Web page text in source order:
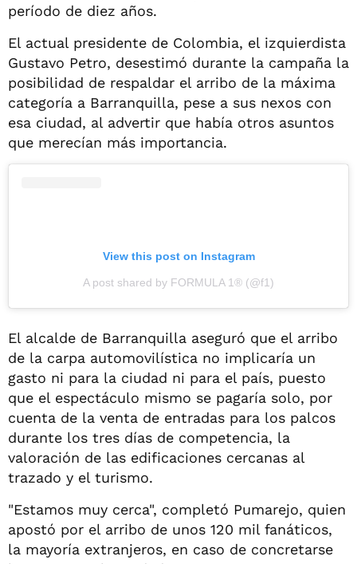
período de diez años.
El actual presidente de Colombia, el izquierdista
Gustavo Petro, desestimó durante la campaña la
posibilidad de respaldar el arribo de la máxima
categoría a Barranquilla, pese a sus nexos con
esa ciudad, al advertir que había otros asuntos
que merecían más importancia.
View this post on Instagram
A post shared by FORMULA 1® (@f1)
El alcalde de Barranquilla aseguró que el arribo
de la carpa automovilística no implicaría un
gasto ni para la ciudad ni para el país, puesto
que el espectáculo mismo se pagaría solo, por
cuenta de la venta de entradas para los palcos
durante los tres días de competencia, la
valoración de las edificaciones cercanas al
trazado y el turismo.
"Estamos muy cerca", completó Pumarejo, quien
apostó por el arribo de unos 120 mil fanáticos,
la mayoría extranjeros, en caso de concretarse